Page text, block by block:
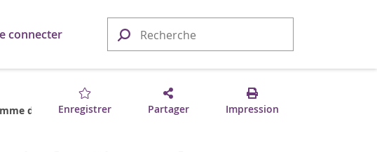
connecter
Enregistrer Partager Impression
de